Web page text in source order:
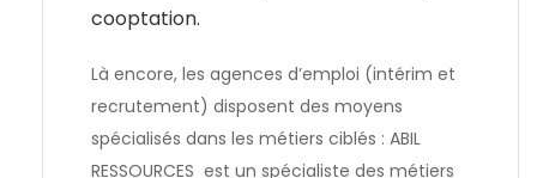
cooptation.
Là encore, les agences d’emploi (intérim et
recrutement) disposent des moyens
spécialisés dans les métiers ciblés : ABIL
RESSOURCES est un spécialiste des métiers